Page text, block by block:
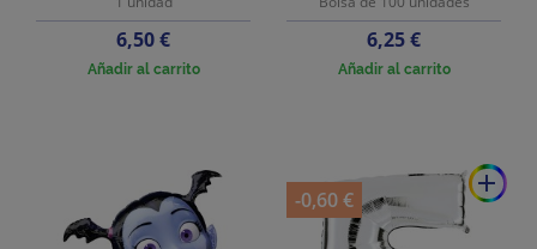
Precio
6,50 €
Añadir al carrito
Precio
6,25 €
Añadir al carrito
add
-0,60 €